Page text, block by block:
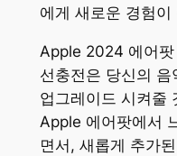
에게 새로운 경험
Apple 2024 에어
선충전은 당신의
업그레이드 시켜줄
Apple 에어팟에서
면서, 새롭게 추가